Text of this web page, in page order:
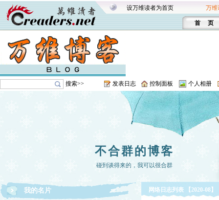
设万维读者为首页 万维
首 页
搜索>> 发表日志 控制面板 个人相册
不合群的博客
碰到谈得来的，我可以很合群
我的名片 网络日志列表 【2020-08】